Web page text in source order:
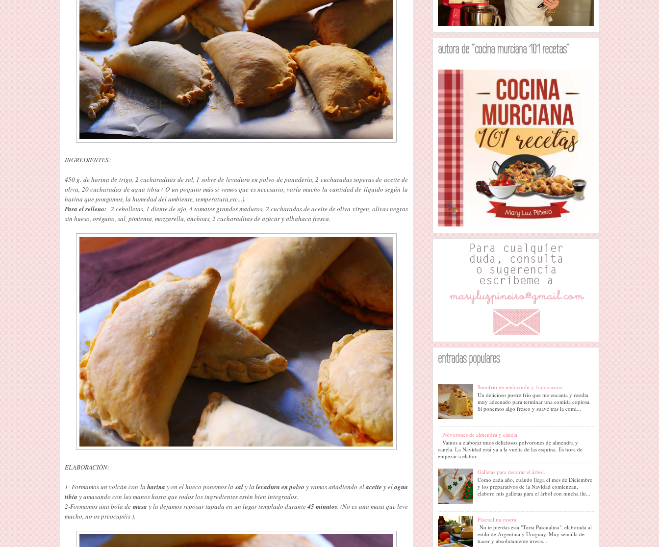
INGREDIENTES:
450 g. de harina de trigo, 2 cucharaditas de sal, 1 sobre de levadura en polvo de panadería, 2 cucharadas soperas de aceite de
oliva, 20 cucharadas de agua tibia ( O un poquito más si vemos que es necesario, varía mucho la cantidad de líquido según la
harina que pongamos, la humedad del ambiente, temperatura,etc...).
Para el relleno: 2 cebolletas, 1 diente de ajo, 4 tomates grandes maduros, 2 cucharadas de aceite de oliva virgen, olivas negras
sin hueso, orégano, sal, pimienta, mozzarella, anchoas, 2 cucharaditas de azúcar y albahaca fresca.
ELABORACIÓN:
1- Formamos un volcán con la harina y en el hueco ponemos la saly la levadura en polvo y vamos añadiendo elaceite y elagua
tibia y amasando con las manos hasta que todos los ingredientes estén bien integrados.
2-Formamos una bola de masa y la dejamos reposar tapada en un lugar templado durante45 minutos. (No es una masa que leve
mucho, no os preocupéis ).
autora de "cocina murciana 101 recetas"
entradas populares
Semifrío de melocotón y frutos secos.
Un delicioso postre frío que me encanta y resulta
muy adecuado para terminar una comida copiosa.
Si ponemos algo fresco y suave tras la comi...
Polvorones de almendra y canela.
Vamos a elaborar unos deliciosos polvorones de almendra y
canela. La Navidad está ya a la vuelta de las esquina. Es hora de
empezar a elabor...
Galletas para decorar el árbol.
Como cada año, cuándo llega el mes de Diciembre
y los preparativos de la Navidad comienzan,
elaboro mis galletas para el árbol con mucha ilu...
Pascualina casera.
No te pierdas esta "Torta Pascualina", elaborada al
estilo de Argentina y Uruguay. Muy sencilla de
hacer y absolutamente irresis...